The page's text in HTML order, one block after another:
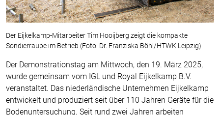
Der Eijkelkamp-Mitarbeiter Tim Hooijberg zeigt die kompakte
Sondierraupe im Betrieb (Foto: Dr. Franziska Böhl/HTWK Leipzig)
Der Demonstrationstag am Mittwoch, den 19. März 2025,
wurde gemeinsam vom IGL und Royal Eijkelkamp B.V.
veranstaltet. Das niederländische Unternehmen Eijkelkamp
entwickelt und produziert seit über 110 Jahren Geräte für die
Bodenuntersuchung. Seit rund zwei Jahren arbeiten